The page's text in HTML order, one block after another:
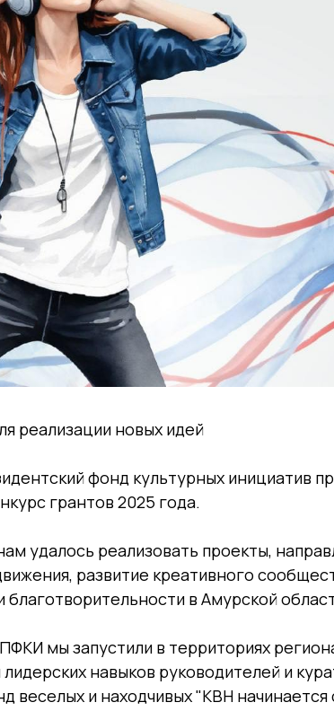
реализации новых идей
фонд культурных инициатив
грантов 2025 года.
удалось реализовать проекты,
развитие креативного
благотворительности в Амурской
мы запустили в территориях
навыков руководителей и
веселых и находчивых "КВН начинается